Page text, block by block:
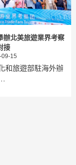
辦北美旅遊業界考察
接
15
和旅遊部駐海外辦